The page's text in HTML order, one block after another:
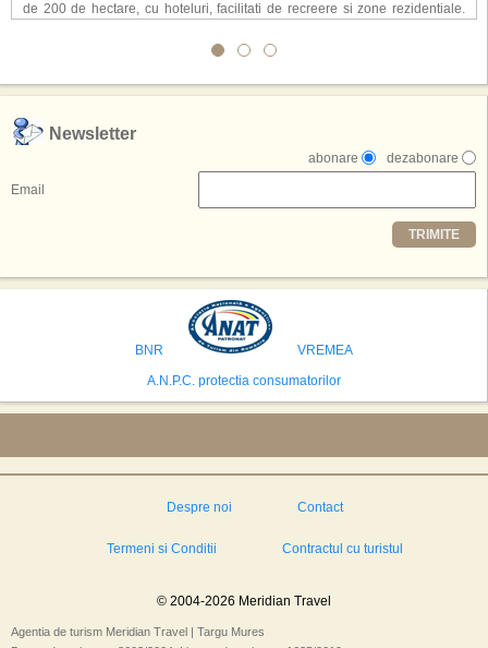
de 200 de hectare, cu hoteluri, facilitati de recreere si zone rezidentiale.
atragerea a pana la 10 milioane de turisti anual. �Luna� ar putea deveni
exclusiv simularea suprafetei lunare.
,,Credem ca exista sanse mari sa anuntam nu doar o locatie, ci poate mai
multe'', a declarat Michael R. Henderson, cofondator al Moon World
Resorts, citat de Gulf News. Potrivit acestuia, 2026 ar putea deveni un an
decisiv pentru reali zarea proiectului.
Printre celelalte tari care concureaza pentru a gazdui aceasta constructie
se numara Australia, Brazilia, China, Egipt, India, Polonia, Thailanda,
avea cele mai mari sanse de a castiga licitatia. Totusi, Spania, care se
preconizeaza ca va deveni a doua cea mai vizitata tara din lume in 2025,
isi bazeaza oferta pe infrastructura turistica solida si capacitatea hoteliera."
Newsletter
dezabonare
abonare
Email
TRIMITE
BNR
VREMEA
A.N.P.C. protectia consumatorilor
Despre noi Contact
Termeni si Conditii Contractul cu turistul
© 2004-2026 Meridian Travel
Agentia de turism Meridian Travel | Targu Mures